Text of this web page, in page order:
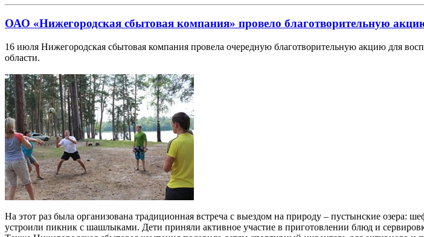
ОАО «Нижегородская сбытовая компания» провело благотворительную
16 июля Нижегородская сбытовая компания провела очередную благотворительную акцию для
области.
На этот раз была организована традиционная встреча с выездом на природу – пустынские
устроили пикник с шашлыками. Дети приняли активное участие в приготовлении блюд и